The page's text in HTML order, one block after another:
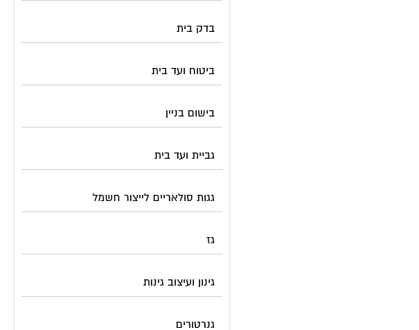
בדק בית
ביטוח ועד בית
בישום בניין
גביית ועד בית
גגות סולאריים לייצור חשמל
גז
גינון ועיצוב גינות
גנרטורים